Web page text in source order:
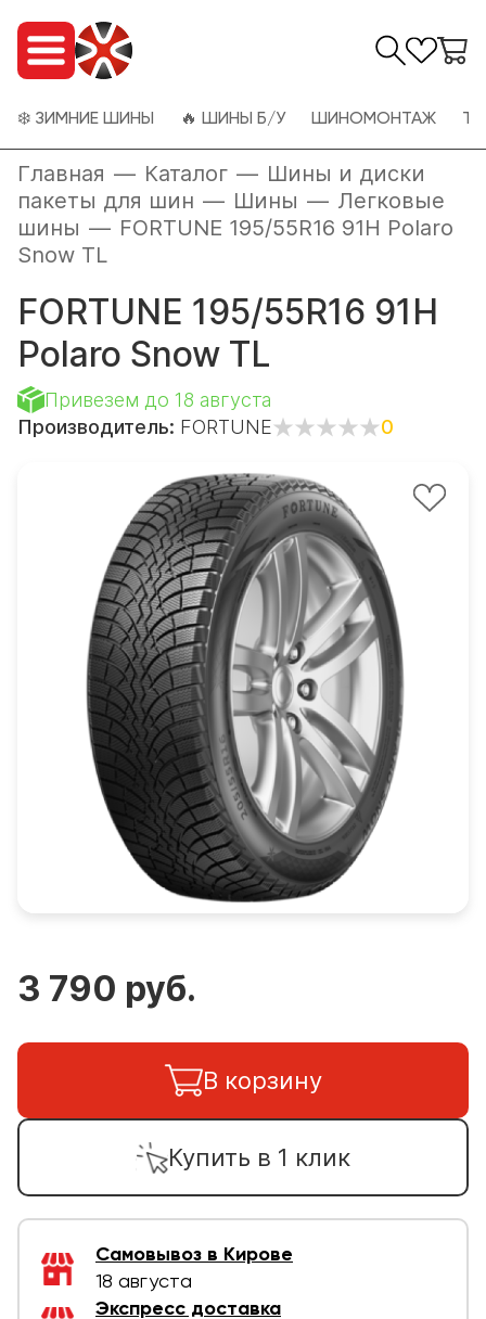
❄️ ЗИМНИЕ ШИНЫ 🔥 ШИНЫ Б/У ШИНОМОНТАЖ
Главная — Каталог — Шины и диски
пакеты для шин — Шины — Легковые
шины — FORTUNE 195/55R16 91H Polaro
Snow TL
FORTUNE 195/55R16 91H
Polaro Snow TL
Привезем до 18 августа
Производитель: FORTUNE 0
3 790 руб.
В корзину
Купить в 1 клик
Самовывоз в Кирове
18 августа
Экспресс доставка